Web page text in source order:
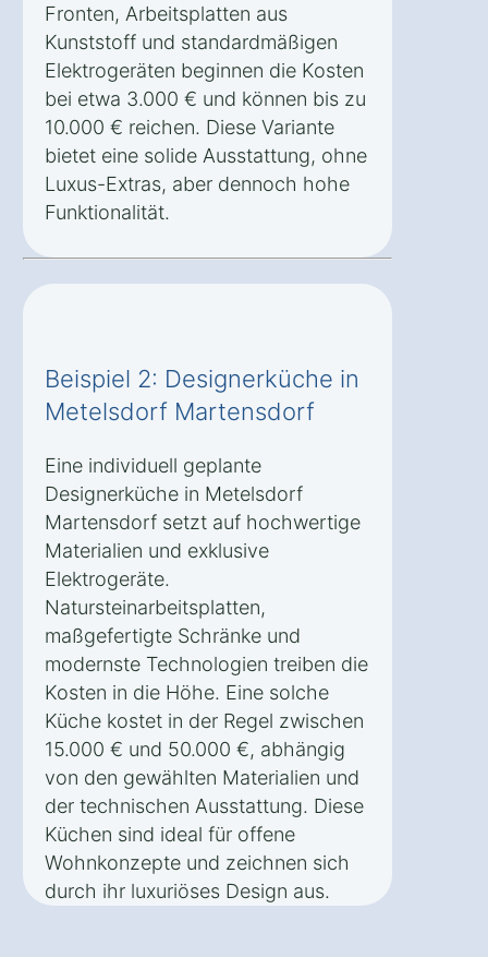
Fronten, Arbeitsplatten aus
Kunststoff und standardmäßigen
Elektrogeräten beginnen die Kosten
bei etwa 3.000 € und können bis zu
10.000 € reichen. Diese Variante
bietet eine solide Ausstattung, ohne
Luxus-Extras, aber dennoch hohe
Funktionalität.
Beispiel 2: Designerküche in
Metelsdorf Martensdorf
Eine individuell geplante
Designerküche in Metelsdorf
Martensdorf setzt auf hochwertige
Materialien und exklusive
Elektrogeräte.
Natursteinarbeitsplatten,
maßgefertigte Schränke und
modernste Technologien treiben die
Kosten in die Höhe. Eine solche
Küche kostet in der Regel zwischen
15.000 € und 50.000 €, abhängig
von den gewählten Materialien und
der technischen Ausstattung. Diese
Küchen sind ideal für offene
Wohnkonzepte und zeichnen sich
durch ihr luxuriöses Design aus.